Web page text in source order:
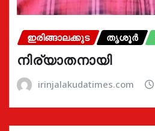
ഇരിങ്ങാലക്കുട തൃശൂർ
നിര്യാതനായി
irinjalakudatimes.com